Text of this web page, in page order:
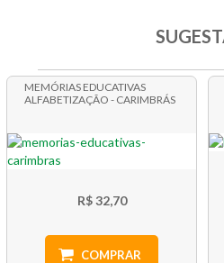
MEMÓRIAS EDUCATIVAS
ALFABETIZAÇÃO - CARIMBRÁS
R$ 32,70
COMPRAR